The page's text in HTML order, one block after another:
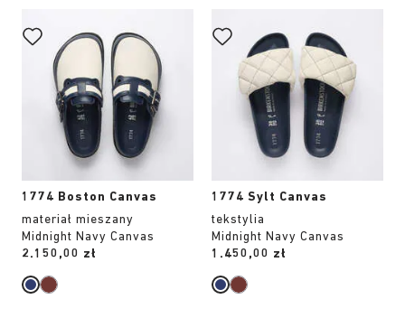
1774 Boston Canvas
materiał mieszany
Midnight Navy Canvas
Price:
2.150,00 zł
koloru
spowoduje
zmianę
zdjęcia
produktu
1774 Sylt Canvas
tekstylia
Midnight Navy Canvas
Price:
1.450,00 zł
koloru
spowoduje
zmianę
zdjęcia
produktu